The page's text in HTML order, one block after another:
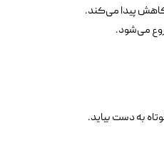
پیدا می‌کند.
می‌شود.
به دست بیاید.